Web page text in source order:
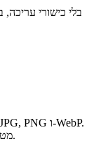
רחוב עמוס, מכוניות או אנשים בפריים? ה-AI מטפל.